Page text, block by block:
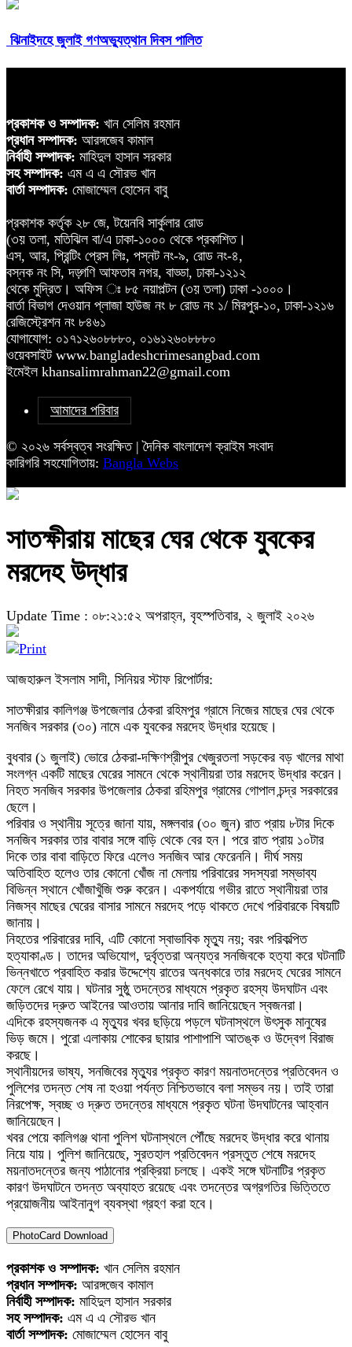
ঝিনাইদহে জুলাই গণঅভ্যুত্থান দিবস পালিত
প্রকাশক ও সম্পাদক: খান সেলিম রহমান
প্রধান সম্পাদক: আরঙ্গজেব কামাল
নির্বাহী সম্পাদক: মাহিদুল হাসান সরকার
সহ সম্পাদক: এম এ এ সৌরভ খান
বার্তা সম্পাদক: মোজাম্মেল হোসেন বাবু
প্রকাশক কর্তৃক ২৮ জে, টয়েনবি সার্কুলার রোড
(৩য় তলা, মতিঝিল বা/এ ঢাকা-১০০০ থেকে প্রকাশিত।
এস, আর, প্রিন্টিং প্রেস লিঃ, পস্নট নং-৯, রোড নং-৪,
বস্নক নং সি, দড়্গণি আফতাব নগর, বাড্ডা, ঢাকা-১২১২
থেকে মুদ্রিত। অফিস ঃ ৮৫ নয়াপল্টন (৩য় তলা) ঢাকা -১০০০।
বার্তা বিভাগ দেওয়ান প্লাজা হাউজ নং ৮ রোড নং ১/ মিরপুর-১০, ঢাকা-১২১৬
রেজিস্ট্রেশন নং ৮৪৬১
যোগাযোগ: ০১৭১২৬০৮৮৮০, ০১৬১২৬০৮৮৮০
ওয়েবসাইট www.bangladeshcrimesangbad.com
ইমেইল khansalimrahman22@gmail.com
আমাদের পরিবার
© ২০২৬ সর্বস্বত্ব সংরক্ষিত | দৈনিক বাংলাদেশ ক্রাইম সংবাদ
কারিগরি সহযোগিতায়: Bangla Webs
সাতক্ষীরায় মাছের ঘের থেকে যুবকের
মরদেহ উদ্ধার
Update Time : ০৮:২১:৫২ অপরাহ্ন, বৃহস্পতিবার, ২ জুলাই ২০২৬
আজহারুল ইসলাম সাদী, সিনিয়র স্টাফ রিপোর্টার:
সাতক্ষীরার কালিগঞ্জ উপজেলার ঠেকরা রহিমপুর গ্রামে নিজের মাছের ঘের থেকে
সনজিব সরকার (৩০) নামে এক যুবকের মরদেহ উদ্ধার হয়েছে।
বুধবার (১ জুলাই) ভোরে ঠেকরা-দক্ষিণশ্রীপুর খেজুরতলা সড়কের বড় খালের মাথা
সংলগ্ন একটি মাছের ঘেরের সামনে থেকে স্থানীয়রা তার মরদেহ উদ্ধার করেন।
নিহত সনজিব সরকার উপজেলার ঠেকরা রহিমপুর গ্রামের গোপাল চন্দ্র সরকারের
ছেলে।
পরিবার ও স্থানীয় সূত্রে জানা যায়, মঙ্গলবার (৩০ জুন) রাত প্রায় ৮টার দিকে
সনজিব সরকার তার বাবার সঙ্গে বাড়ি থেকে বের হন। পরে রাত প্রায় ১০টার
দিকে তার বাবা বাড়িতে ফিরে এলেও সনজিব আর ফেরেননি। দীর্ঘ সময়
অতিবাহিত হলেও তার কোনো খোঁজ না মেলায় পরিবারের সদস্যরা সম্ভাব্য
বিভিন্ন স্থানে খোঁজাখুঁজি শুরু করেন। একপর্যায়ে গভীর রাতে স্থানীয়রা তার
নিজস্ব মাছের ঘেরের বাসার সামনে মরদেহ পড়ে থাকতে দেখে পরিবারকে বিষয়টি
জানায়।
নিহতের পরিবারের দাবি, এটি কোনো স্বাভাবিক মৃত্যু নয়; বরং পরিকল্পিত
হত্যাকাণ্ড। তাদের অভিযোগ, দুর্বৃত্তরা অন্যত্র সনজিবকে হত্যা করে ঘটনাটি
ভিন্নখাতে প্রবাহিত করার উদ্দেশ্যে রাতের অন্ধকারে তার মরদেহ ঘেরের সামনে
ফেলে রেখে যায়। ঘটনার সুষ্ঠু তদন্তের মাধ্যমে প্রকৃত রহস্য উদঘাটন এবং
জড়িতদের দ্রুত আইনের আওতায় আনার দাবি জানিয়েছেন স্বজনরা।
এদিকে রহস্যজনক এ মৃত্যুর খবর ছড়িয়ে পড়লে ঘটনাস্থলে উৎসুক মানুষের
ভিড় জমে। পুরো এলাকায় শোকের ছায়ার পাশাপাশি আতঙ্ক ও উদ্বেগ বিরাজ
করছে।
স্থানীয়দের ভাষ্য, সনজিবের মৃত্যুর প্রকৃত কারণ ময়নাতদন্তের প্রতিবেদন ও
পুলিশের তদন্ত শেষ না হওয়া পর্যন্ত নিশ্চিতভাবে বলা সম্ভব নয়। তাই তারা
নিরপেক্ষ, স্বচ্ছ ও দ্রুত তদন্তের মাধ্যমে প্রকৃত ঘটনা উদঘাটনের আহ্বান
জানিয়েছেন।
খবর পেয়ে কালিগঞ্জ থানা পুলিশ ঘটনাস্থলে পৌঁছে মরদেহ উদ্ধার করে থানায়
নিয়ে যায়। পুলিশ জানিয়েছে, সুরতহাল প্রতিবেদন প্রস্তুত শেষে মরদেহ
ময়নাতদন্তের জন্য পাঠানোর প্রক্রিয়া চলছে। একই সঙ্গে ঘটনাটির প্রকৃত
কারণ উদঘাটনে তদন্ত অব্যাহত রয়েছে এবং তদন্তের অগ্রগতির ভিত্তিতে
প্রয়োজনীয় আইনানুগ ব্যবস্থা গ্রহণ করা হবে।
PhotoCard Download
প্রকাশক ও সম্পাদক: খান সেলিম রহমান
প্রধান সম্পাদক: আরঙ্গজেব কামাল
নির্বাহী সম্পাদক: মাহিদুল হাসান সরকার
সহ সম্পাদক: এম এ এ সৌরভ খান
বার্তা সম্পাদক: মোজাম্মেল হোসেন বাবু